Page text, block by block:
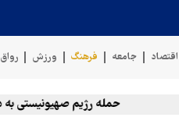
اقتصاد جامعه فرهنگ ورزش رواق
حمله رژیم صهیونیستی به دو